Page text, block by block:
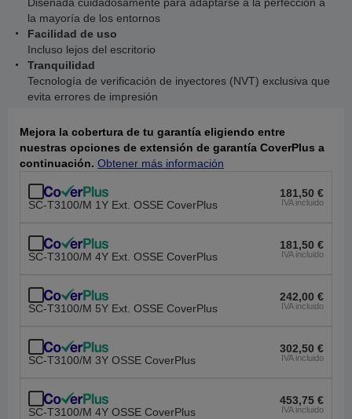
la mayoría de los entornos
Facilidad de uso
Incluso lejos del escritorio
Tranquilidad
Tecnología de verificación de inyectores (NVT) exclusiva que
evita errores de impresión
Mejora la cobertura de tu garantía eligiendo entre
nuestras opciones de extensión de garantía CoverPlus a
continuación. Obtener más información
SC-T3100/M 1Y Ext. OSSE CoverPlus
181,50 €
IVA incluido
SC-T3100/M 4Y Ext. OSSE CoverPlus
181,50 €
IVA incluido
SC-T3100/M 5Y Ext. OSSE CoverPlus
242,00 €
IVA incluido
SC-T3100/M 3Y OSSE CoverPlus
302,50 €
IVA incluido
SC-T3100/M 4Y OSSE CoverPlus
453,75 €
IVA incluido